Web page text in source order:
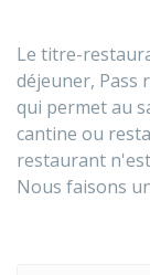
Le titre-
déjeuner, Pass
qui permet au
cantine ou
restaurant
Nous faisons